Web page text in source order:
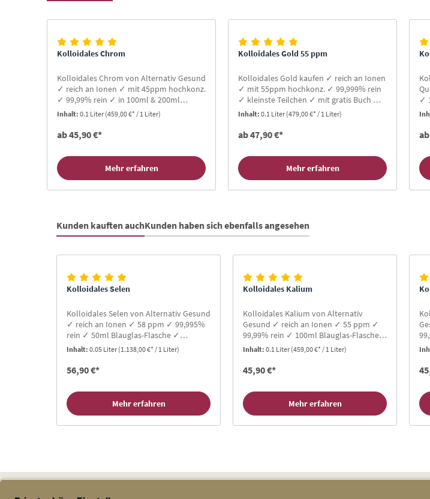
Kolloidales Chrom
Kolloidales Chrom von Alternativ Gesund
✓ reich an Ionen ✓ mit 45ppm hochkonz.
✓ 99,99% rein ✓ in 100ml & 200ml
Blauglas-Flaschen ✓ Protonenresonanz
✓ Gratis-Buch für Neukunden ✓ TOP
Bewertungen
Inhalt: 0.1 Liter (459,00 €* / 1 Liter)
ab 45,90 €*
Mehr erfahren
Kolloidales Gold 55 ppm
Kolloidales Gold kaufen ✓ reich an Ionen
✓ mit 55ppm hochkonz. ✓ 99,999% rein
✓ kleinste Teilchen ✓ mit gratis Buch ➤
Jetzt bestellen!
Inhalt: 0.1 Liter (479,00 €* / 1 Liter)
ab 47,90 €*
Mehr erfahren
✓
Kunden kauften auchKunden haben sich ebenfalls angesehen
Kolloidales Selen
Kolloidales Selen von Alternativ Gesund
✓ reich an Ionen ✓ 58 ppm ✓ 99,995%
rein ✓ 50ml Blauglas-Flasche ✓
Protonenresonanz ✓ Gratis-Buch für
Neukunden ✓ TOP Bewertungen
Inhalt: 0.05 Liter (1.138,00 €* / 1 Liter)
56,90 €*
Mehr erfahren
Kolloidales Kalium
Kolloidales Kalium von Alternativ
Gesund ✓ reich an Ionen ✓ 55 ppm ✓
99,99% rein ✓ 100ml Blauglas-Flasche
✓ Protonenresonanz ✓ Gratis-Buch für
Neukunden ✓ TOP Bewertungen
Inhalt: 0.1 Liter (459,00 €* / 1 Liter)
45,90 €*
Mehr erfahren
✓